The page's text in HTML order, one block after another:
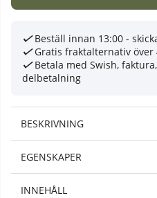
Beställ innan 13:00 -
Gratis fraktalternativ över
Betala med Swish,
delbetalning
BESKRIVNING
EGENSKAPER
INNEHÅLL